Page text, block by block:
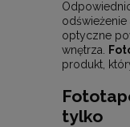
odświeżenie
optyczne
wnętrza.
produkt,
tylko